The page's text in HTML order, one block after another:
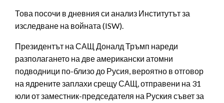
Това посочи в дневния си анализ Институтът за
изследване на войната (ISW).
Президентът на САЩ Доналд Тръмп нареди
разполагането на две американски атомни
подводници по-близо до Русия, вероятно в отговор
на ядрените заплахи срещу САЩ, отправени на 31
юли от заместник-председателя на Руския съвет за